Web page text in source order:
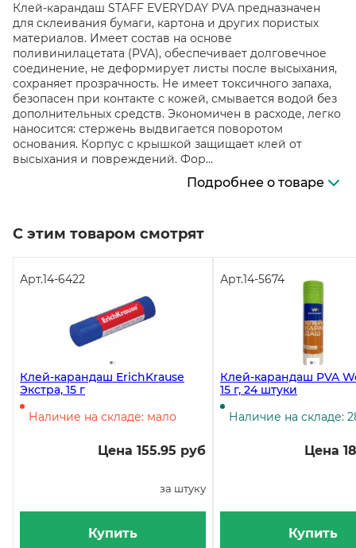
Клей-карандаш STAFF EVERYDAY PVA предназначен
для склеивания бумаги, картона и других пористых
материалов. Имеет состав на основе
поливинилацетата (PVA), обеспечивает долговечное
соединение, не деформирует листы после высыхания,
сохраняет прозрачность. Не имеет токсичного запаха,
безопасен при контакте с кожей, смывается водой без
дополнительных средств. Экономичен в расходе, легко
наносится: стержень выдвигается поворотом
основания. Корпус с крышкой защищает клей от
высыхания и повреждений. Фор...
Подробнее о товаре
С этим товаром смотрят
Арт.14-6422
Клей-карандаш ErichKrause
Экстра, 15 г
Наличие на складе: мало
Цена 155.95 руб
за штуку
Купить
Арт.14-5674
Клей-карандаш PVA
15 г, 24 штуки
Наличие на складе:
Цена
Купить